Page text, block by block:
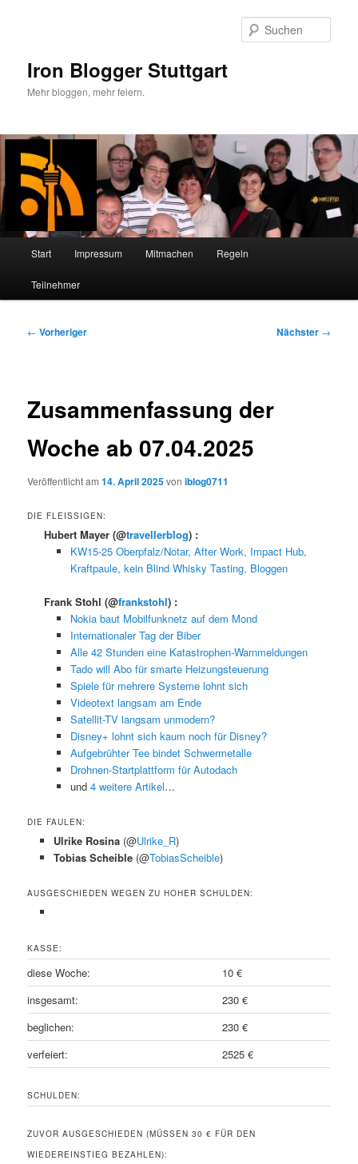
Iron Blogger Stuttgart
Mehr bloggen, mehr feiern.
Start Impressum Mitmachen Regeln
Teilnehmer
Beitragsnavigation
← Vorheriger Nächster →
Zusammenfassung der
Woche ab 07.04.2025
Veröffentlicht am14. April 2025voniblog0711
DIE FLEISSIGEN:
Hubert Mayer(@travellerblog) :
KW15-25 Oberpfalz/Notar, After Work, Impact Hub,
Kraftpaule, kein Blind Whisky Tasting, Bloggen
Frank Stohl(@frankstohl) :
Nokia baut Mobilfunknetz auf dem Mond
Internationaler Tag der Biber
Alle 42 Stunden eine Katastrophen-Warnmeldungen
Tado will Abo für smarte Heizungsteuerung
Spiele für mehrere Systeme lohnt sich
Videotext langsam am Ende
Satellit-TV langsam unmodern?
Disney+ lohnt sich kaum noch für Disney?
Aufgebrühter Tee bindet Schwermetalle
Drohnen-Startplattform für Autodach
und 4 weitere Artikel…
DIE FAULEN:
Ulrike Rosina (@Ulrike_R)
Tobias Scheible (@TobiasScheible)
AUSGESCHIEDEN WEGEN ZU HOHER SCHULDEN:
KASSE:
diese Woche:
10 €
insgesamt:
230 €
beglichen:
230 €
verfeiert:
2525 €
SCHULDEN:
ZUVOR AUSGESCHIEDEN (MÜSSEN 30 € FÜR DEN
WIEDEREINSTIEG BEZAHLEN):